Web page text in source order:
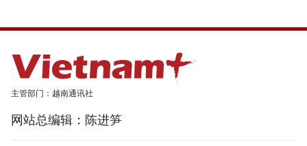
主管部门：越南通讯社
网站总编辑：陈进笋